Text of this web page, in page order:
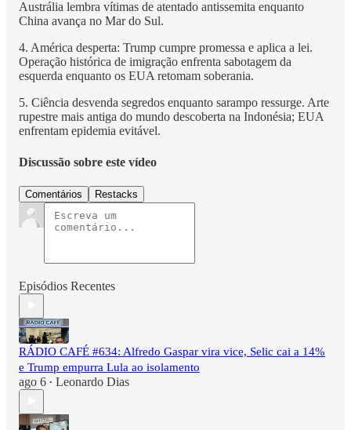
Austrália lembra vítimas de atentado antissemita enquanto
China avança no Mar do Sul.
4. América desperta: Trump cumpre promessa e aplica a lei.
Operação histórica de imigração enfrenta sabotagem da
esquerda enquanto os EUA retomam soberania.
5. Ciência desvenda segredos enquanto sarampo ressurge. Arte
rupestre mais antiga do mundo descoberta na Indonésia; EUA
enfrentam epidemia evitável.
Discussão sobre este vídeo
Comentários Restacks
Episódios Recentes
RÁDIO CAFÉ #634: Alfredo Gaspar vira vice, Selic cai a 14%
e Trump empurra Lula ao isolamento
ago 6 • Leonardo Dias